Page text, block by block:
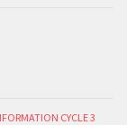
CYCLE 3